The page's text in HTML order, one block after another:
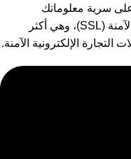
على سرية معلوماتك
الشخصية، نستخدم تقنية طبقة المقابس الآمنة (SSL)، وهي أكثر
التجارة الإلكترونية الآمنة.